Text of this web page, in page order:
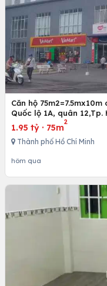
Căn hộ
Quốc lộ 1A, quân 12,Tp.
1.95 tỷ · 75m
2
Thành phố Hồ Chí Minh
hôm qua